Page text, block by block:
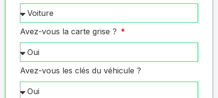
Avez-vous la carte grise ?
Avez-vous les clés du véhicule ?